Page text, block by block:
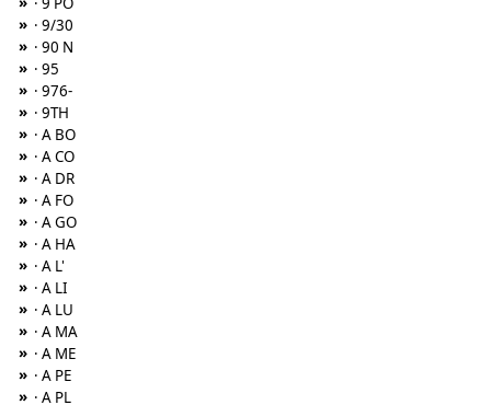
» · 9/30
» · 90 N
» · 95
» · 976-
» · 9TH
» · A BO
» · A CO
» · A DR
» · A FO
» · A GO
» · A HA
» · A L'
» · A LI
» · A LU
» · A MA
» · A ME
» · A PE
» · A PL